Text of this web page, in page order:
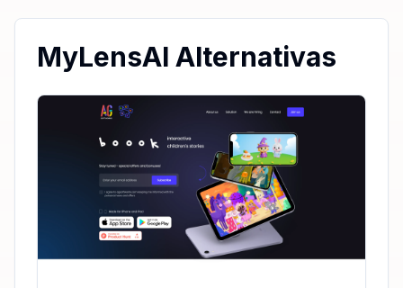
MyLensAI Alternativas